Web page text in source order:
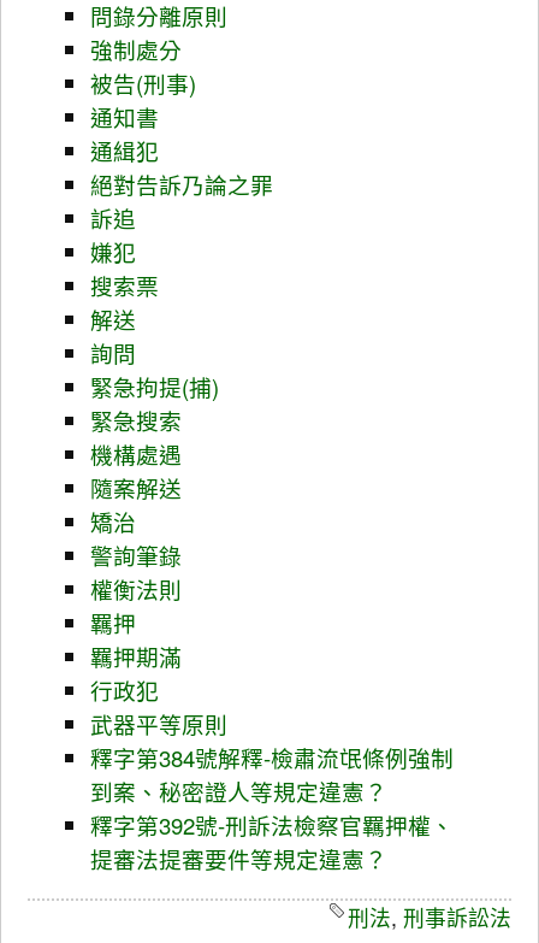
問錄分離原則
強制處分
被告(刑事)
通知書
通緝犯
絕對告訴乃論之罪
訴追
嫌犯
搜索票
解送
詢問
緊急拘提(捕)
緊急搜索
機構處遇
隨案解送
矯治
警詢筆錄
權衡法則
羈押
羈押期滿
行政犯
武器平等原則
釋字第384號解釋-檢肅流氓條例強制
到案、秘密證人等規定違憲？
釋字第392號-刑訴法檢察官羈押權、
提審法提審要件等規定違憲？
刑法, 刑事訴訟法